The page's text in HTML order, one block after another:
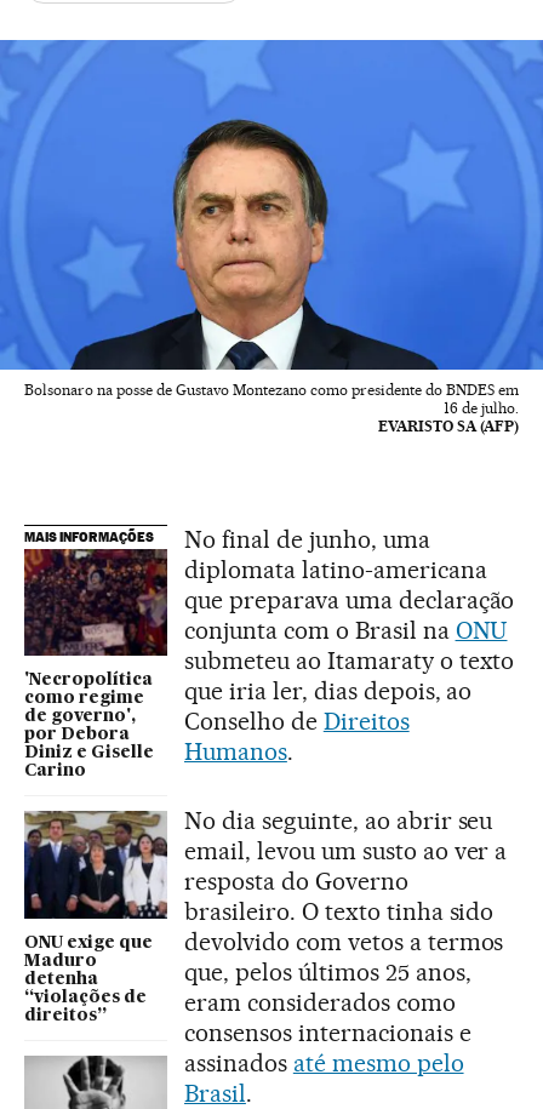
Bolsonaro na posse de Gustavo Montezano como presidente do BNDES em
16 de julho.
EVARISTO SA (AFP)
MAIS INFORMAÇÕES
'Necropolítica
como regime
de governo',
por Debora
Diniz e Giselle
Carino
ONU exige que
Maduro
detenha
“violações de
direitos”
No final de junho, uma
diplomata latino-americana
que preparava uma declaração
conjunta com o Brasil na ONU
submeteu ao Itamaraty o texto
que iria ler, dias depois, ao
Conselho de Direitos
Humanos.
No dia seguinte, ao abrir seu
email, levou um susto ao ver a
resposta do Governo
brasileiro. O texto tinha sido
devolvido com vetos a termos
que, pelos últimos 25 anos,
eram considerados como
consensos internacionais e
assinados até mesmo pelo
Brasil.